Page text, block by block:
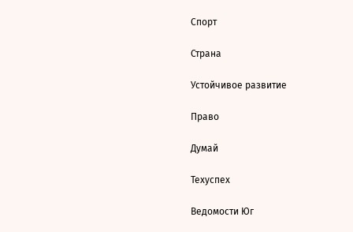
Спорт
Страна
Устойчивое развитие
Право
Думай
Техуспех
Ведомости Юг